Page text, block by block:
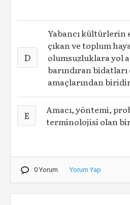
D
Yabancı kültürlerin
çıkan ve toplum
olumsuzluklara yol
barındıran
amaçlarından
E
Amacı, yöntemi,
terminolojisi olan
0 Yorum Yorum Yap